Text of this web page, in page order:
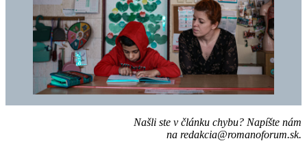
Našli ste v článku chybu? Napíšte nám
na redakcia@romanoforum.sk.